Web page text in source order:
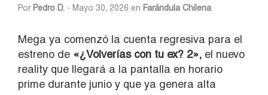
Por Pedro D. - Mayo 30, 2026 en Farándula Chilena
Mega ya comenzó la cuenta regresiva para el
estreno de «¿Volverías con tu ex? 2», el nuevo
reality que llegará a la pantalla en horario
prime durante junio y que ya genera alta